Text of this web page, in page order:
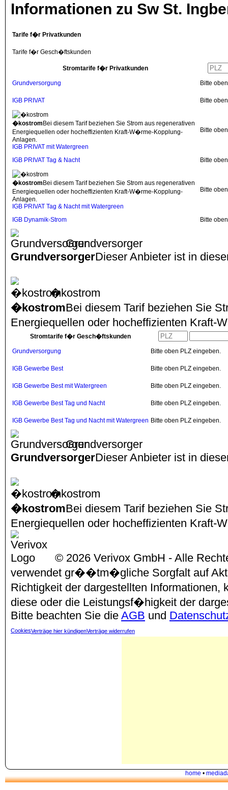
Informationen zu Sw St.
Tarife f�r Privatkunden
Tarife f�r Gesch�ftskunden
Stromtarife f�r Privatkunden
Grundversorgung Bitte
IGB PRIVAT Bitte
�kostrom Bei diesem Tarif beziehen Sie Strom aus regenerativen
Energiequellen oder hocheffizienten Kraft-W�rme-Kopplung-
Anlagen.
IGB PRIVAT mit Watergreen
Bitte
IGB PRIVAT Tag & Nacht Bitte
�kostrom Bei diesem Tarif beziehen Sie Strom aus regenerativen
Energiequellen oder hocheffizienten Kraft-W�rme-Kopplung-
Anlagen.
IGB PRIVAT Tag & Nacht mit Watergreen
Bitte
IGB Dynamik-Strom Bitte
Grundversorger
GrundversorgerDieser Anbieter ist in
�kostrom
�kostromBei diesem Tarif beziehen Sie
Energiequellen oder hocheffizienten Kraft-
Stromtarife f�r Gesch�ftskunden
Grundversorgung Bitte oben PLZ eingeben.
IGB Gewerbe Best Bitte oben PLZ eingeben.
IGB Gewerbe Best mit Watergreen Bitte oben PLZ eingeben.
IGB Gewerbe Best Tag und Nacht Bitte oben PLZ eingeben.
IGB Gewerbe Best Tag und Nacht mit Watergreen Bitte oben PLZ eingeben.
Grundversorger
GrundversorgerDieser Anbieter ist in
�kostrom
�kostromBei diesem Tarif beziehen Sie
Energiequellen oder hocheffizienten Kraft-
© 2026 Verivox GmbH - Alle
verwendet gr��tm�gliche Sorgfalt auf
Richtigkeit der dargestellten
diese oder die Leistungsf�higkeit der
Bitte beachten Sie die AGB und
CookiesVerträge hier kündigenVerträge widerrufen
home •